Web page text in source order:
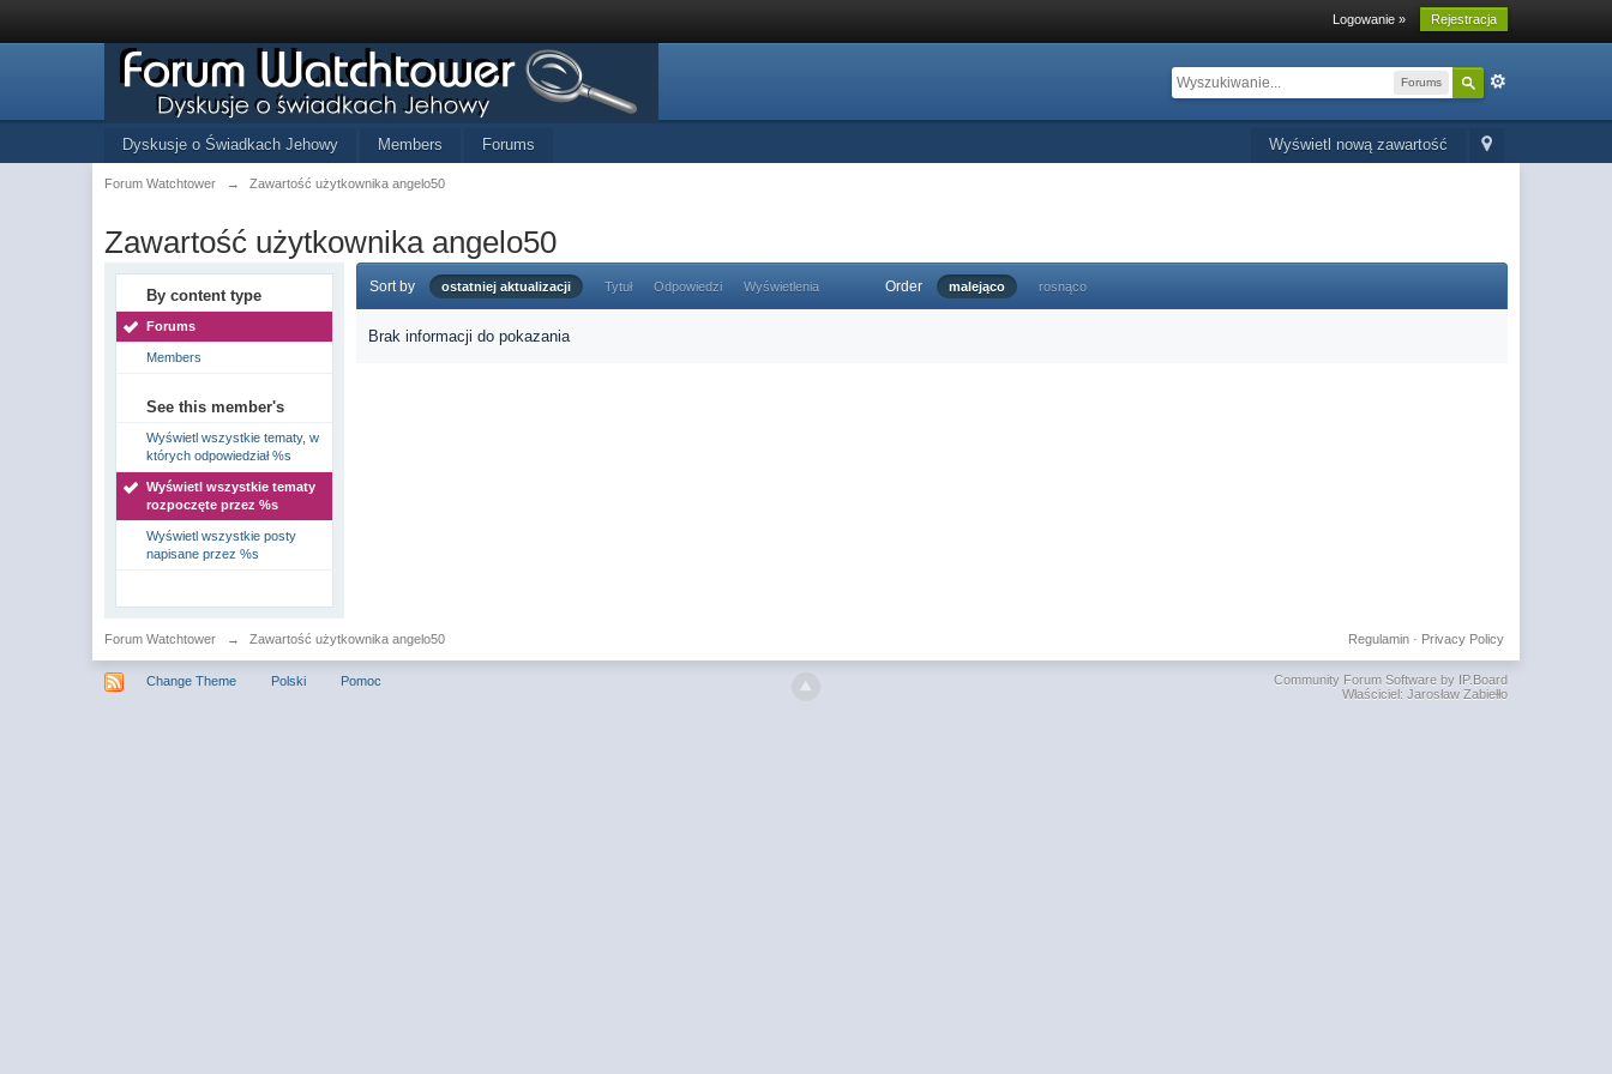
Logowanie » Rejestracja
Forums
Wyświetl nową zawartość
Dyskusje o Świadkach Jehowy Members Forums
Forum Watchtower → Zawartość użytkownika angelo50
Zawartość użytkownika angelo50
By content type
Forums
Members
See this member's
Wyświetl wszystkie tematy, w
których odpowiedział %s
Wyświetl wszystkie tematy
rozpoczęte przez %s
Wyświetl wszystkie posty
napisane przez %s
Sort by ostatniej aktualizacji Tytuł Odpowiedzi Wyświetlenia Order malejąco rosnąco
Brak informacji do pokazania
Forum Watchtower → Zawartość użytkownika angelo50 Privacy Policy
Regulamin·
Change Theme Polski Pomoc
Community Forum Software by IP.Board
Właściciel: Jarosław Zabiełło